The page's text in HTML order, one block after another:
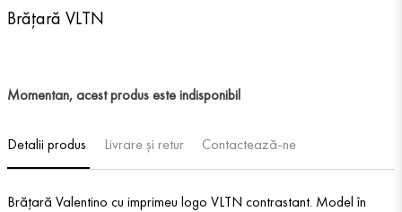
Brățară VLTN
Momentan, acest produs este indisponibil
Detalii produs Livrare și retur Contactează-ne
Brățară Valentino cu imprimeu logo VLTN contrastant. Model în